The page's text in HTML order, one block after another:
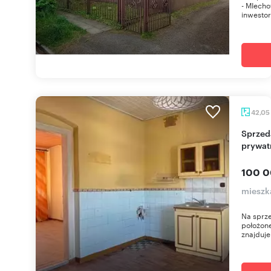
-
42,05
Sprzedam mieszkanie 42 m² z potencjałem i
100
Na